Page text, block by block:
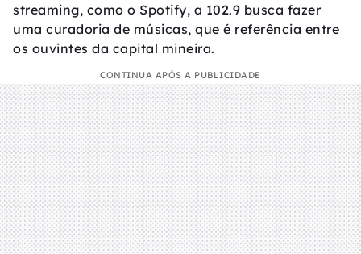
streaming, como o Spotify, a 102.9 busca fazer
uma curadoria de músicas, que é referência entre
os ouvintes da capital mineira.
CONTINUA APÓS A PUBLICIDADE